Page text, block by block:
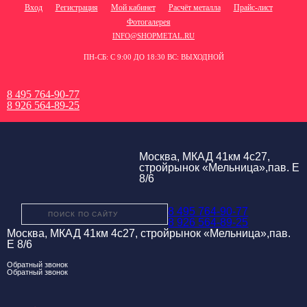
Вход Регистрация Мой кабинет Расчёт металла
Прайс-лист
Фотогалерея
INFO@SHOPMETAL.RU
ПН-СБ: С 9:00 ДО 18:30 ВС: ВЫХОДНОЙ
8 495 764-90-77
8 926 564-89-25
Москва, МКАД 41км 4с27,
стройрынок «Мельница»,пав. Е
8/6
8 495 764-90-77
8 926 564-89-25
Москва, МКАД 41км 4с27, стройрынок «Мельница»,пав.
Е 8/6
Обратный звонок
Обратный звонок